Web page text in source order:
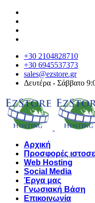
+30 2104828710
+30 6945537373
sales@ezstore.gr
Δευτέρα - Σάββατο
Αρχική
Προσφορές
Web Hosting
Social Media
Έργα μας
Γνωσιακή Βάση
Επικοινωνία